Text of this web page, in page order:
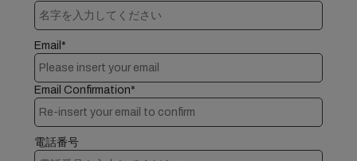
Email*
Email Confirmation*
電話番号